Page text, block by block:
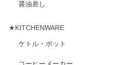
醤油差し
★KITCHENWARE
ケトル・ポット
コーヒーメーカー